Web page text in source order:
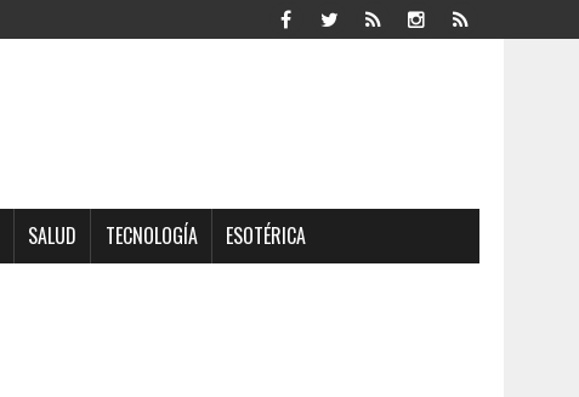
SALUD TECNOLOGÍA ESOTÉRICA